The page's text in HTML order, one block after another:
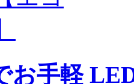
お手軽